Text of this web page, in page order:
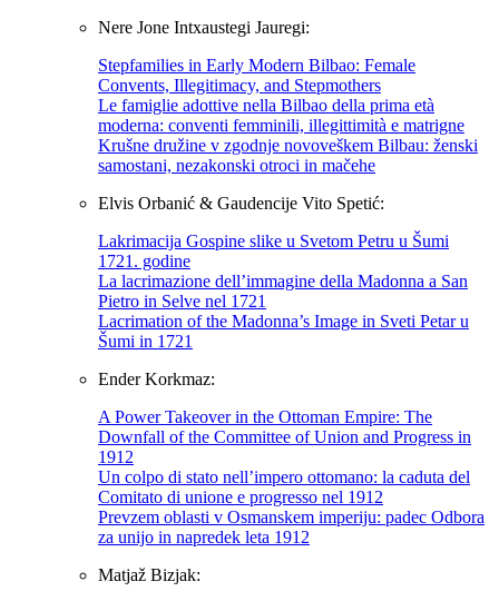
Nere Jone Intxaustegi Jauregi:
Stepfamilies in Early Modern Bilbao: Female
Convents, Illegitimacy, and Stepmothers
Le famiglie adottive nella Bilbao della prima età
moderna: conventi femminili, illegittimità e matrigne
Krušne družine v zgodnje novoveškem Bilbau: ženski
samostani, nezakonski otroci in mačehe
Elvis Orbanić & Gaudencije Vito Spetić:
Lakrimacija Gospine slike u Svetom Petru u Šumi
1721. godine
La lacrimazione dell’immagine della Madonna a San
Pietro in Selve nel 1721
Lacrimation of the Madonna’s Image in Sveti Petar u
Šumi in 1721
Ender Korkmaz:
A Power Takeover in the Ottoman Empire: The
Downfall of the Committee of Union and Progress in
1912
Un colpo di stato nell’impero ottomano: la caduta del
Comitato di unione e progresso nel 1912
Prevzem oblasti v Osmanskem imperiju: padec Odbora
za unijo in napredek leta 1912
Matjaž Bizjak: